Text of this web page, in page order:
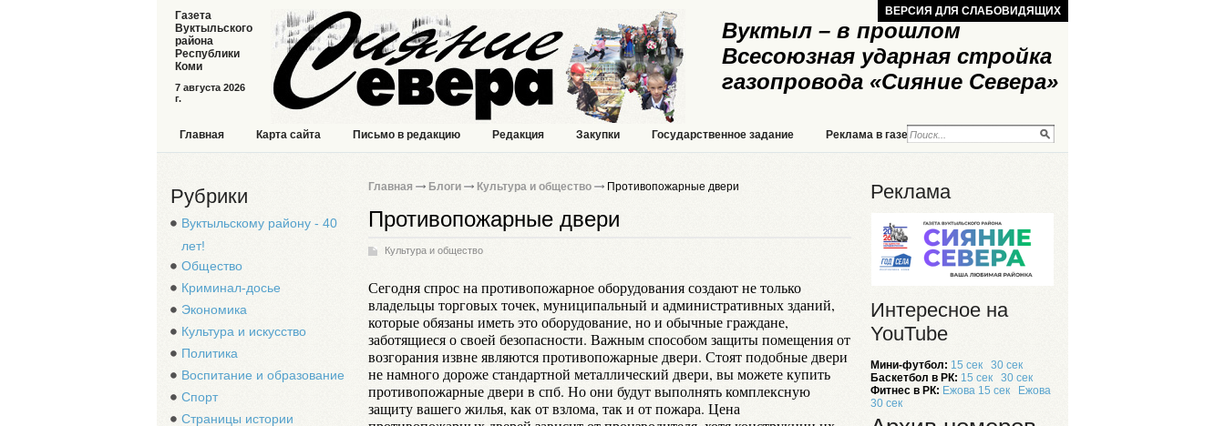
Вуктыл – в прошлом
Всесоюзная ударная стройка
газопровода «Сияние Севера»
7 августа 2026
г.
Газета
Вуктыльского
района
Республики
Коми
ВЕРСИЯ ДЛЯ СЛАБОВИДЯЩИХ
Главная Карта сайта Письмо в редакцию Редакция Закупки Государственное задание Реклама в газете Реклама на сайте
Рубрики
Вуктыльскому району - 40
лет!
Общество
Криминал-досье
Экономика
Культура и искусство
Политика
Воспитание и образование
Спорт
Страницы истории
Главная Блоги Культура и общество Противопожарные двери
Противопожарные двери
Культура и общество
Сегодня спрос на противопожарное оборудования создают не только
владельцы торговых точек, муниципальный и административных зданий,
которые обязаны иметь это оборудование, но и обычные граждане,
заботящиеся о своей безопасности. Важным способом защиты помещения от
возгорания извне являются противопожарные двери. Стоят подобные двери
не намного дороже стандартной металлический двери, вы можете купить
противопожарные двери в спб. Но они будут выполнять комплексную
защиту вашего жилья, как от взлома, так и от пожара. Цена
Реклама
Интересное на
YouTube
Мини-футбол: 15 сек
30 сек
Баскетбол в РК: 15 сек
30 сек
Фитнес в РК: Ежова 15 сек
Ежова
30 сек